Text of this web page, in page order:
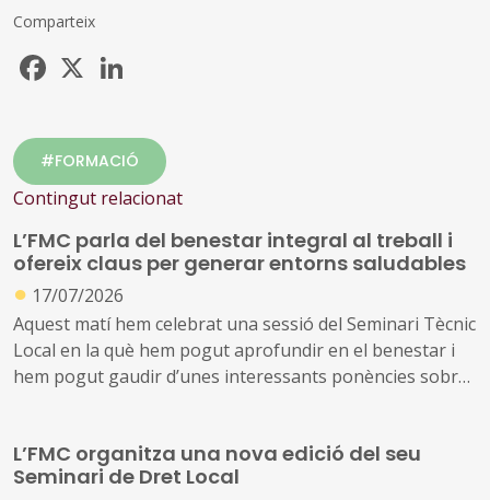
Comparteix
Facebook
#FORMACIÓ
Contingut relacionat
L’FMC parla del benestar integral al treball i
ofereix claus per generar entorns saludables
● 17/07/2026
Aquest matí hem celebrat una sessió del Seminari Tècnic
Local en la què hem pogut aprofundir en el benestar i
hem pogut gaudir d’unes interessants ponències sobre
L’FMC organitza una nova edició del seu
Seminari de Dret Local